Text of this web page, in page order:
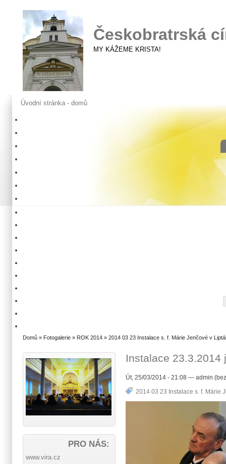
Českobratrská
MY KÁŽEME KRISTA!
Úvodní stránka - domů
Domů » Fotogalerie » ROK 2014 » 2014 03 23 Instalace s. f. Márie Jenčové v
Instalace 23.3.2014
Út, 25/03/2014 - 21:08 — admin
2014 03 23 Instalace s. f. Márie
PRO NÁS:
www.vira.cz